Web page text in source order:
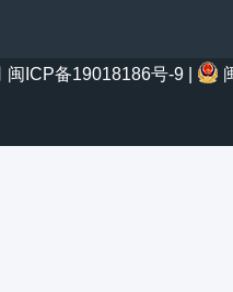
闽ICP备19018186号-9